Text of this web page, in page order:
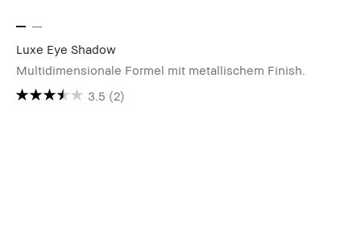
Luxe Eye Shadow
Multidimensionale Formel mit metallischem Finish.
3.5 (2)